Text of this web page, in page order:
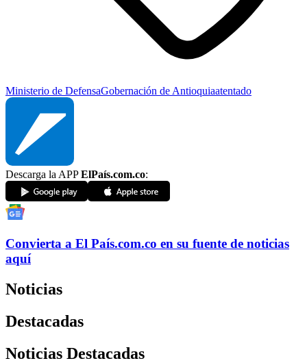
Ministerio de DefensaGobernación de Antioquiaatentado
Descarga la APPElPaís.com.co:
Convierta a El País.com.co en su fuente de noticias
aquí
Noticias
Destacadas
Noticias Destacadas